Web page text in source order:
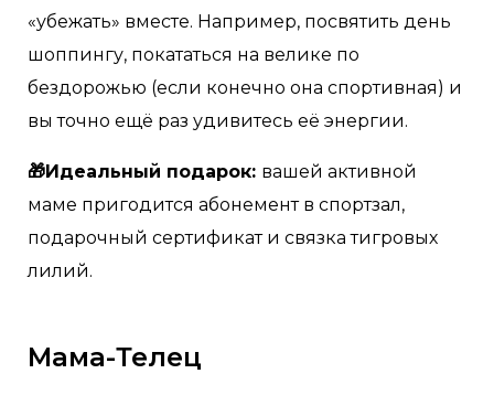
«убежать» вместе. Например, посвятить день
шоппингу, покататься на велике по
бездорожью (если конечно она спортивная) и
вы точно ещё раз удивитесь её энергии.
🎁Идеальный подарок: вашей активной
маме пригодится абонемент в спортзал,
подарочный сертификат и связка тигровых
лилий.
Мама-Телец